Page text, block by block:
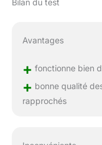
Bilan du test
Avantages
+ fonctionne bien
+ bonne qualité
rapprochés